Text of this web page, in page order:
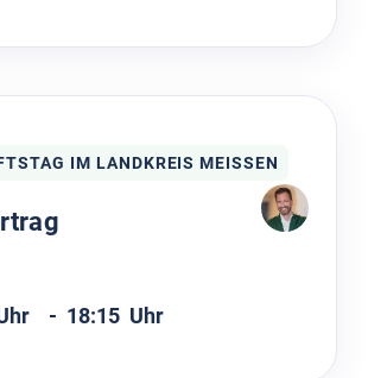
IM LANDKREIS MEISSEN
- 18:15 Uhr